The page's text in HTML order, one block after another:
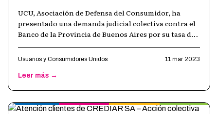
UCU, Asociación de Defensa del Consumidor, ha
presentado una demanda judicial colectiva contra el
Banco de la Provincia de Buenos Aires por su tasa de
Usuarios y Consumidores Unidos 11 mar 2023
Leer más →